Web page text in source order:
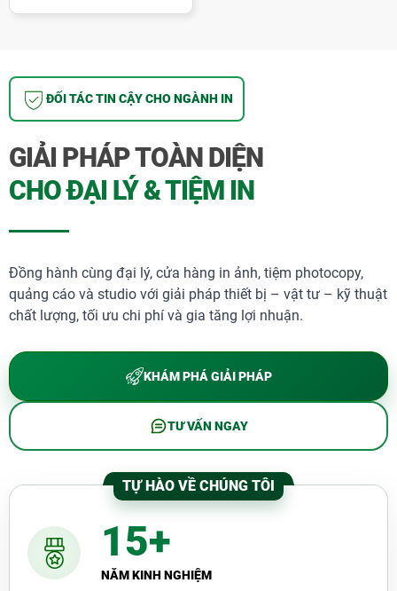
phòng và hình ảnh màu.
Máy có thể in đến khoảng 3.000 trang trắng
tiêu chuẩn.
#8. Tiết kiệm điện
hỗ trợ giảm chi phí điện năng so với nhiều
dòng máy laser truyền thống.
ĐỐI TÁC TIN CẬY CHO NGÀNH IN
GIẢI PHÁP TOÀN DIỆN
CHO ĐẠI LÝ & TIỆM IN
Đồng hành cùng đại lý, cửa hàng in ảnh, tiệm photocopy,
quảng cáo và studio với giải pháp thiết bị – vật tư – kỹ thuật
chất lượng, tối ưu chi phí và gia tăng lợi nhuận.
KHÁM PHÁ GIẢI PHÁP
TƯ VẤN NGAY
TỰ HÀO VỀ CHÚNG TÔI
15+
NĂM KINH NGHIỆM